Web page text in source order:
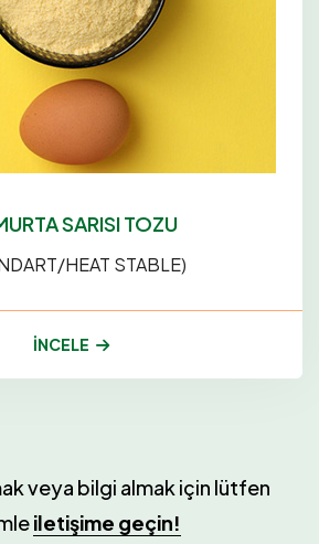
SARISI TOZU
HEAT STABLE)
İNCELE
veya bilgi almak için lütfen
iletişime geçin!